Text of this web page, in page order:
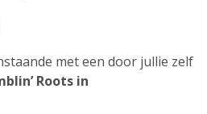
met een door jullie zelf
Roots in